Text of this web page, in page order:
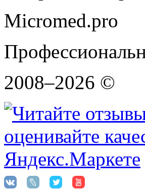
Micromed.pro
2008–2026 ©